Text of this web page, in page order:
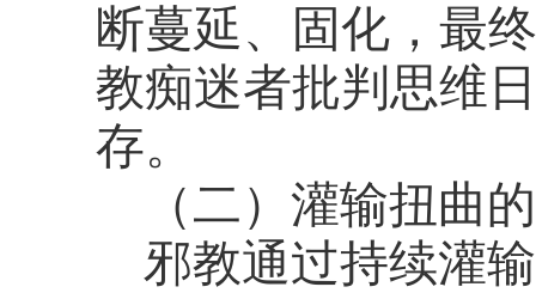
断蔓延、固化，最
教痴迷者批判思维
存。
（二）灌输扭曲
邪教通过持续灌输